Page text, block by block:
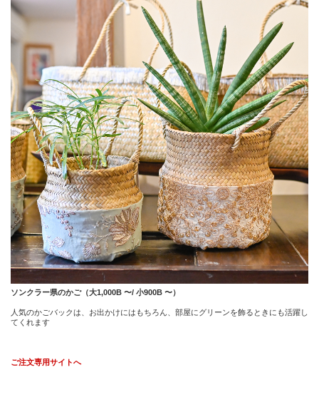
ソンクラー県のかご（大1,000B 〜/ 小900B 〜）
人気のかごバックは、お出かけにはもちろん、部屋にグリーンを飾るときにも活躍し
てくれます
ご注文専用サイトへ